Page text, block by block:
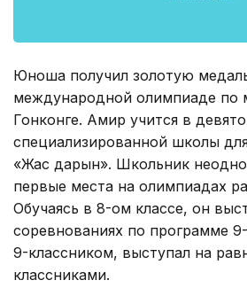
Юноша получил золотую
международной олимпиаде по
Гонконге. Амир учится в
специализированной школы
«Жас дарын». Школьник
первые места на олимпиадах
Обучаясь в 8-ом классе, он
соревнованиях по программе
9-классником, выступал на
классниками.